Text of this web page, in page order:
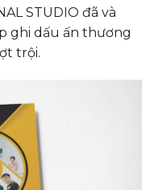
STUDIO đã và
ghi dấu ấn thương
trội.